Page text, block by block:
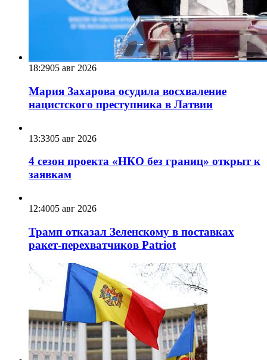
18:2905 авг 2026
Мария Захарова осудила восхваление
нацистского преступника в Латвии
13:3305 авг 2026
4 сезон проекта «НКО без границ» открыт к
заявкам
12:4005 авг 2026
Трамп отказал Зеленскому в поставках
ракет-перехватчиков Patriot